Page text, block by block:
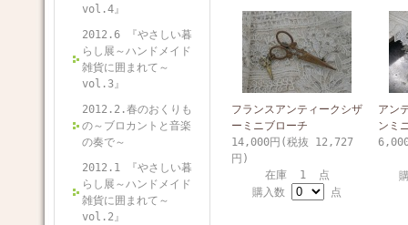
vol.4』
2012.6 『やさしい暮
らし展～ハンドメイド
雑貨に囲まれて～
vol.3』
2012.2.春のおくりも
の～ブロカントと音楽
の奏で～
2012.1 『やさしい暮
らし展～ハンドメイド
雑貨に囲まれて～
vol.2』
フランスアンティークシザ
ーミニブローチ
14,000円(税抜 12,727
円)
在庫 1 点
購入数
点
アン
ンミ